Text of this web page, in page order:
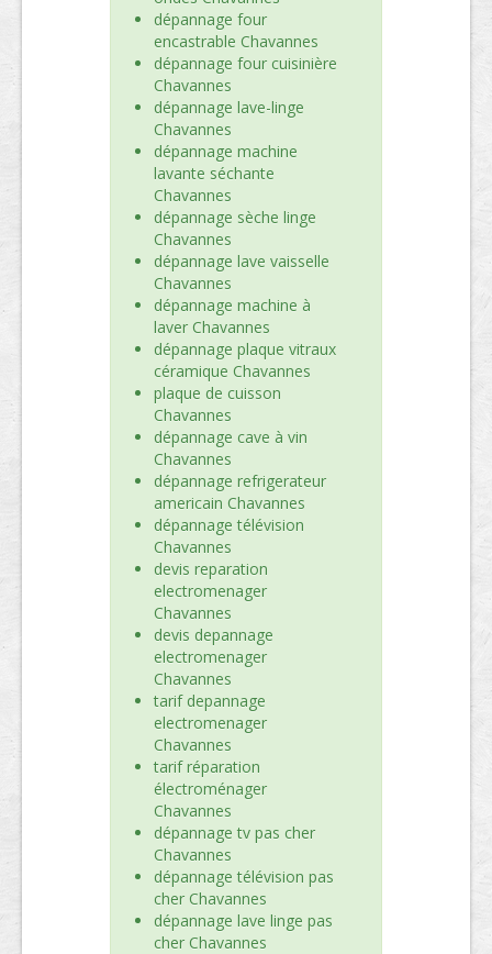
dépannage four
encastrable Chavannes
dépannage four cuisinière
Chavannes
dépannage lave-linge
Chavannes
dépannage machine
lavante séchante
Chavannes
dépannage sèche linge
Chavannes
dépannage lave vaisselle
Chavannes
dépannage machine à
laver Chavannes
dépannage plaque vitraux
céramique Chavannes
plaque de cuisson
Chavannes
dépannage cave à vin
Chavannes
dépannage refrigerateur
americain Chavannes
dépannage télévision
Chavannes
devis reparation
electromenager
Chavannes
devis depannage
electromenager
Chavannes
tarif depannage
electromenager
Chavannes
tarif réparation
électroménager
Chavannes
dépannage tv pas cher
Chavannes
dépannage télévision pas
cher Chavannes
dépannage lave linge pas
cher Chavannes